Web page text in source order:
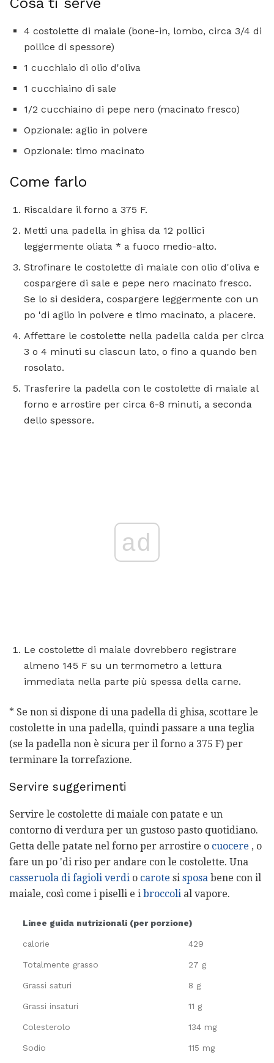
4 costolette di maiale (bone-in, lombo, circa 3/4 di
pollice di spessore)
1 cucchiaio di olio d'oliva
1 cucchiaino di sale
1/2 cucchiaino di pepe nero (macinato fresco)
Opzionale: aglio in polvere
Opzionale: timo macinato
Come farlo
Riscaldare il forno a 375 F.
Metti una padella in ghisa da 12 pollici
leggermente oliata * a fuoco medio-alto.
Strofinare le costolette di maiale con olio d'oliva e
cospargere di sale e pepe nero macinato fresco.
Se lo si desidera, cospargere leggermente con un
po 'di aglio in polvere e timo macinato, a piacere.
Affettare le costolette nella padella calda per circa
3 o 4 minuti su ciascun lato, o fino a quando ben
rosolato.
Trasferire la padella con le costolette di maiale al
forno e arrostire per circa 6-8 minuti, a seconda
dello spessore.
ad
Le costolette di maiale dovrebbero registrare
almeno 145 F su un termometro a lettura
immediata nella parte più spessa della carne.
* Se non si dispone di una padella di ghisa, scottare le
costolette in una padella, quindi passare a una teglia
(se la padella non è sicura per il forno a 375 F) per
terminare la torrefazione.
Servire suggerimenti
Servire le costolette di maiale con patate e un
contorno di verdura per un gustoso pasto quotidiano.
Getta delle patate nel forno per arrostire o cuocere , o
fare un po 'di riso per andare con le costolette. Una
casseruola di fagioli verdi o carote si sposa bene con il
maiale, così come i piselli e i broccoli al vapore.
Linee guida nutrizionali (per porzione)
calorie 429
Totalmente grasso 27 g
Grassi saturi 8 g
Grassi insaturi 11 g
Colesterolo 134 mg
Sodio 115 mg